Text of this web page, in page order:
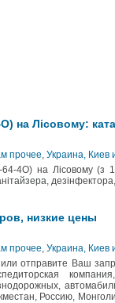
на Лісовому:
прочее, Украина, Киев
4О) на Лісовому (з
низкие цены
прочее, Украина, Киев
отправите Ваш
Россию,